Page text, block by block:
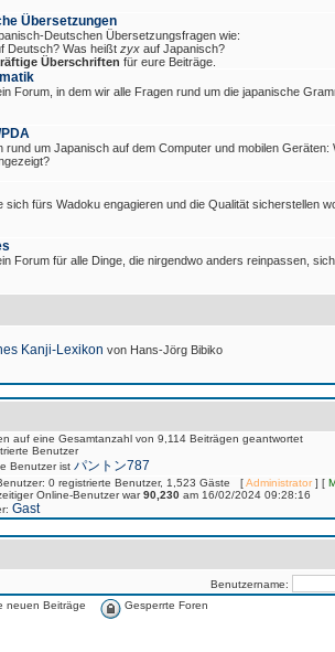
Übersetzungen
Deutschen Übersetzungsfragen wie:
Deutsch? Was heißt zyx auf Japanisch?
Überschriften für eure Beiträge.
Forum, in dem wir alle Fragen rund um die japanische
rund um Japanisch auf dem Computer und mobilen
sich fürs Wadoku engagieren und die Qualität sicherstellen
Forum für alle Dinge, die nirgendwo anders reinpassen,
Kanji-Lexikon von Hans-Jörg Bibiko
auf eine Gesamtanzahl von 9,114 Beiträgen geantwortet
Benutzer
Benutzer ist パントン787
0 registrierte Benutzer, 1,523 Gäste [Administrator] [
Online-Benutzer war90,230 am 16/02/2024 09:28:16
Gast
Benutzername:
neuen Beiträge Gesperrte Foren